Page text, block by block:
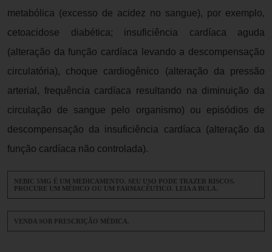
metabólica (excesso de acidez no sangue), por exemplo,
cetoacidose diabética; insuficiência cardíaca aguda
(alteração da função cardíaca levando a descompensação
circulatória), choque cardiogênico (alteração da pressão
arterial, frequência cardíaca resultando na diminuição da
circulação de sangue pelo organismo) ou episódios de
descompensação da insuficiência cardíaca (alteração da
função cardíaca não controlada).
NEBIC 5MG É UM MEDICAMENTO. SEU USO PODE TRAZER RISCOS.
PROCURE UM MÉDICO OU UM FARMACÊUTICO. LEIA A BULA.
VENDA SOB PRESCRIÇÃO MÉDICA.